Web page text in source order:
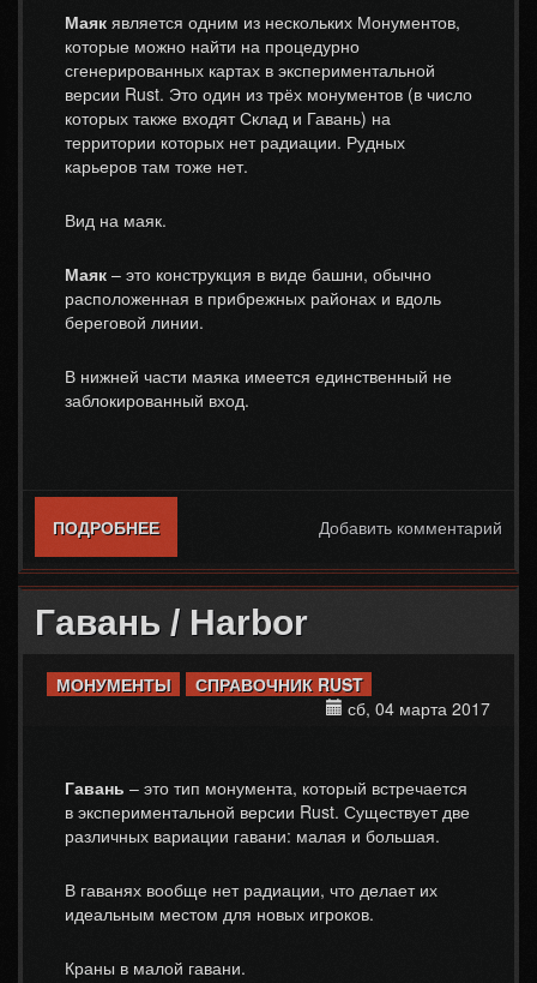
Маяк является одним из нескольких Монументов,
которые можно найти на процедурно
сгенерированных картах в экспериментальной
версии Rust. Это один из трёх монументов (в число
которых также входят Склад и Гавань) на
территории которых нет радиации. Рудных
карьеров там тоже нет.
Вид на маяк.
Маяк – это конструкция в виде башни, обычно
расположенная в прибрежных районах и вдоль
береговой линии.
В нижней части маяка имеется единственный не
заблокированный вход.
ПОДРОБНЕЕО МАЯК / LIGHTHOUSEДобавить комментарий
Гавань / Harbor
МОНУМЕНТЫ
СПРАВОЧНИК RUST
сб, 04 марта 2017
Гавань – это тип монумента, который встречается
в экспериментальной версии Rust. Существует две
различных вариации гавани: малая и большая.
В гаванях вообще нет радиации, что делает их
идеальным местом для новых игроков.
Краны в малой гавани.